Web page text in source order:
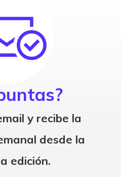
y recibe la
desde la
edición.